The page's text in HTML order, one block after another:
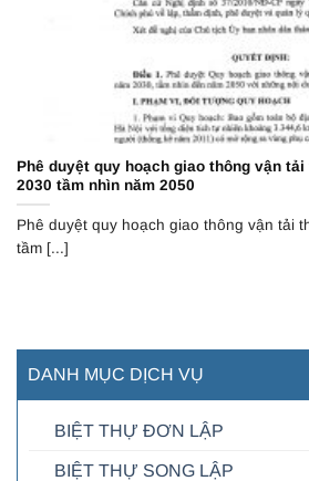
Phê duyệt quy hoạch giao thông vận tải
2030 tầm nhìn năm 2050
Phê duyệt quy hoạch giao thông vận tải
tầm [...]
DANH MỤC DỊCH VỤ
BIỆT THỰ ĐƠN LẬP
BIỆT THỰ SONG LẬP